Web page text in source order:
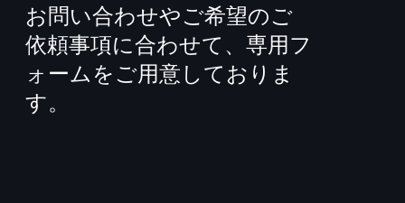
お問い合わせやご希望のご
依頼事項に合わせて、専用フ
ォームをご用意しておりま
す。